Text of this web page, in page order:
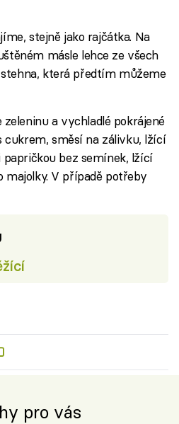
stejně jako rajčátka. Na
másle lehce ze všech
která předtím můžeme
a vychladlé pokrájené
cukrem, směsí na zálivku, lžící
papričkou bez semínek, lžící
majolky. V případě potřeby
pro vás